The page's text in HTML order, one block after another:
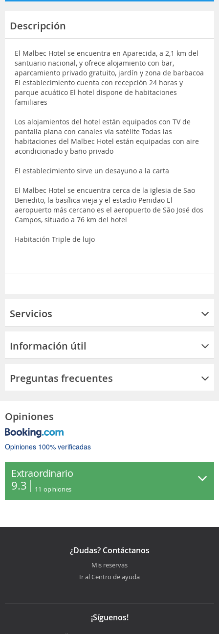
Descripción
El Malbec Hotel se encuentra en Aparecida, a 2,1 km del
santuario nacional, y ofrece alojamiento con bar,
aparcamiento privado gratuito, jardín y zona de barbacoa
El establecimiento cuenta con recepción 24 horas y
parque acuático El hotel dispone de habitaciones
familiares
Los alojamientos del hotel están equipados con TV de
pantalla plana con canales vía satélite Todas las
habitaciones del Malbec Hotel están equipadas con aire
acondicionado y baño privado
El establecimiento sirve un desayuno a la carta
El Malbec Hotel se encuentra cerca de la iglesia de Sao
Benedito, la basílica vieja y el estadio Penidao El
aeropuerto más cercano es el aeropuerto de São José dos
Campos, situado a 76 km del hotel
Habitación Triple de lujo
Servicios
Información útil
Preguntas frecuentes
Opiniones
Opiniones 100% verificadas
Extraordinario
9.3 11 opiniones
¿Dudas? Contáctanos
Mis reservas
Ir al Centro de ayuda
¡Síguenos!